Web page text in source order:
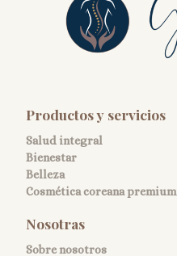
Productos y servicios
Salud integral
Bienestar
Belleza
Cosmética coreana premium
Nosotras
Sobre nosotros